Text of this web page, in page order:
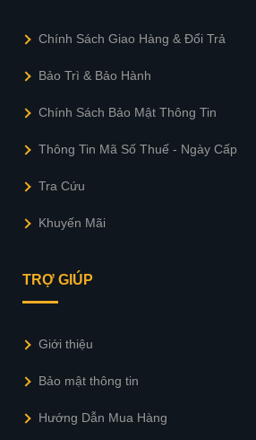
Chính Sách Giao Hàng & Đổi Trả
Bảo Trì & Bảo Hành
Chính Sách Bảo Mật Thông Tin
Thông Tin Mã Số Thuế - Ngày Cấp
Tra Cứu
Khuyến Mãi
TRỢ GIÚP
Giới thiệu
Bảo mật thông tin
Hướng Dẫn Mua Hàng